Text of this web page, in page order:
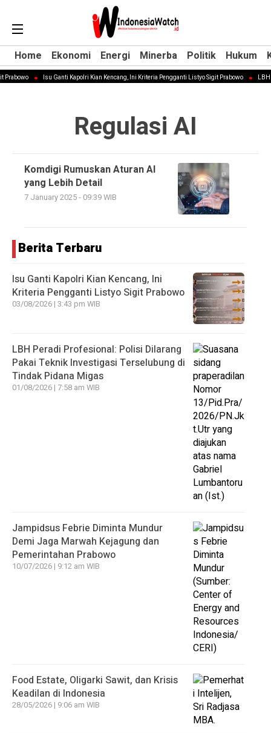
Home Ekonomi Energi Minerba Politik Hukum
Home Ekonomi Energi Minerba Politik Hukum
Prabowo Isu Ganti Kapolri Kian Kencang, Ini Kriteria Pengganti Listyo Sigit Prabowo
Regulasi AI
Komdigi Rumuskan Aturan AI
yang Lebih Detail
7 January 2025 - 09:39 WIB
Berita Terbaru
Isu Ganti Kapolri Kian Kencang, Ini
Kriteria Pengganti Listyo Sigit Prabowo
03/08/2026 | 3:43 pm WIB
LBH Peradi Profesional: Polisi Dilarang
Pakai Teknik Investigasi Terselubung di
Tindak Pidana Migas
01/08/2026 | 7:58 am WIB
Jampidsus Febrie Diminta Mundur
Demi Jaga Marwah Kejagung dan
Pemerintahan Prabowo
10/07/2026 | 9:12 am WIB
Food Estate, Oligarki Sawit, dan Krisis
Keadilan di Indonesia
28/05/2026 | 9:06 am WIB